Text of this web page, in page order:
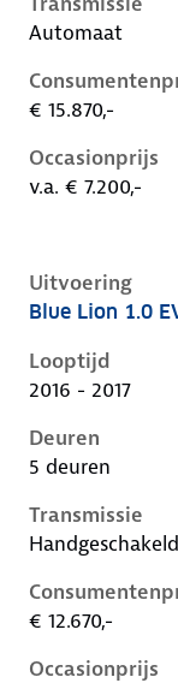
Automaat
€ 15.870,-
Occasionprijs
v.a. € 7.200,-
Uitvoering
Peugeot 108 i,
Blue Lion 1.0
Looptijd
2016 - 2017
Deuren
5 deuren
Transmissie
Handgeschakeld
€ 12.670,-
Occasionprijs